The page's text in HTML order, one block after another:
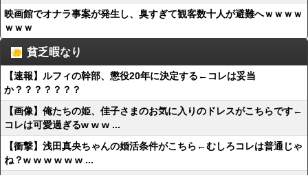
映画館でオナラ事案が発生し、臭すぎて観客数十人が避難へｗｗｗｗ
ｗｗｗ
貧乏暇なり
【速報】ルフィの幹部、懲役20年に決定する←コレは妥当
か？？？？？？？
【画像】俺たちの姫、佳子さまのお気に入りのドレスがこちらです←
コレは可愛過ぎるw w w ...
【衝撃】浅田真央ちゃんの婚活条件がこちら←むしろコレは普通じゃ
ね？w w w w w w ...